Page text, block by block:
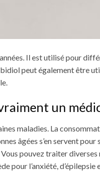
Il est utilisé pour
peut également être
un
maladies. La
âgées s’en servent
pouvez traiter
pour l’anxiété,